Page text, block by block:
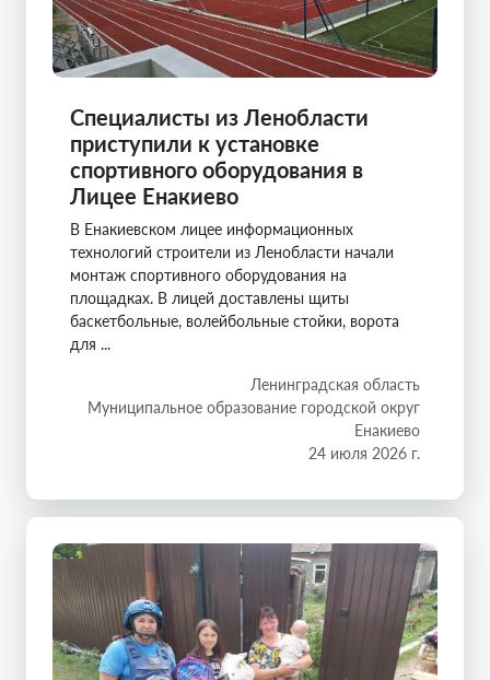
Специалисты из Ленобласти
приступили к установке
спортивного оборудования в
Лицее Енакиево
В Енакиевском лицее информационных
технологий строители из Ленобласти начали
монтаж спортивного оборудования на
площадках. В лицей доставлены щиты
баскетбольные, волейбольные стойки, ворота
для ...
Ленинградская область
Муниципальное образование городской округ
Енакиево
24 июля 2026 г.